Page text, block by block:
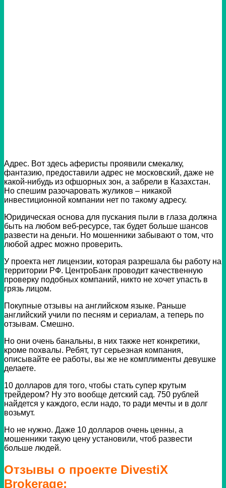
Адрес. Вот здесь аферисты проявили смекалку,
фантазию, предоставили адрес не московский, даже не
какой-нибудь из офшорных зон, а забрели в Казахстан.
Но спешим разочаровать жуликов – никакой
инвестиционной компании нет по такому адресу.
Юридическая основа для пускания пыли в глаза должна
быть на любом веб-ресурсе, так будет больше шансов
развести на деньги. Но мошенники забывают о том, что
любой адрес можно проверить.
У проекта нет лицензии, которая разрешала бы работу на
территории РФ. ЦентроБанк проводит качественную
проверку подобных компаний, никто не хочет упасть в
грязь лицом.
Покупные отзывы на английском языке. Раньше
английский учили по песням и сериалам, а теперь по
отзывам. Смешно.
Но они очень банальны, в них также нет конкретики,
кроме похвалы. Ребят, тут серьезная компания,
описывайте ее работы, вы же не комплименты девушке
делаете.
10 долларов для того, чтобы стать супер крутым
трейдером? Ну это вообще детский сад. 750 рублей
найдется у каждого, если надо, то ради мечты и в долг
возьмут.
Но не нужно. Даже 10 долларов очень ценны, а
мошенники такую цену установили, чтоб развести
больше людей.
Отзывы о проекте DivestiX
Brokerage: